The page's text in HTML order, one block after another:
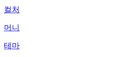
컬처
머니
테마